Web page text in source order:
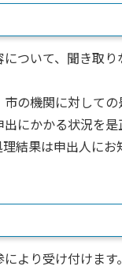
ついて、聞き取り
の機関に対して
にかかる状況を
結果は申出人にお
より受け付けます。